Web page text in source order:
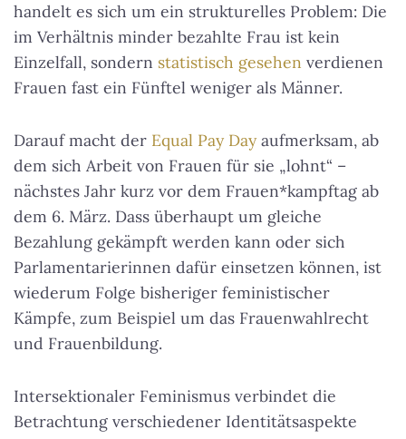
handelt es sich um ein strukturelles Problem: Die
im Verhältnis minder bezahlte Frau ist kein
Einzelfall, sondern statistisch gesehen verdienen
Frauen fast ein Fünftel weniger als Männer.
Darauf macht der Equal Pay Dayaufmerksam, ab
dem sich Arbeit von Frauen für sie „lohnt“ –
nächstes Jahr kurz vor dem Frauen*kampftag ab
dem 6. März. Dass überhaupt um gleiche
Bezahlung gekämpft werden kann oder sich
Parlamentarierinnen dafür einsetzen können, ist
wiederum Folge bisheriger feministischer
Kämpfe, zum Beispiel um das Frauenwahlrecht
und Frauenbildung.
Intersektionaler Feminismus verbindet die
Betrachtung verschiedener Identitätsaspekte